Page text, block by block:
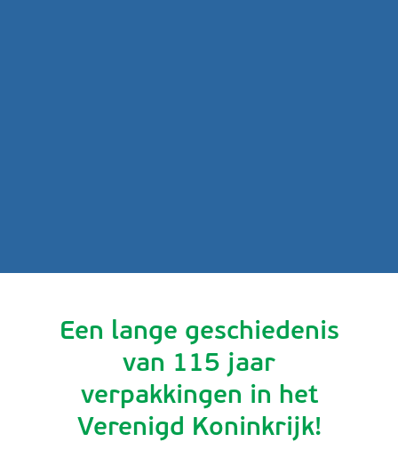
Een lange geschiedenis
van 115 jaar
verpakkingen in het
Verenigd Koninkrijk!